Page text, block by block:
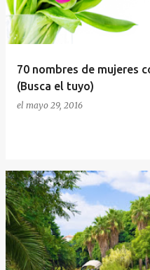
70 nombres de mujeres
(Busca el tuyo)
el mayo 29, 2016